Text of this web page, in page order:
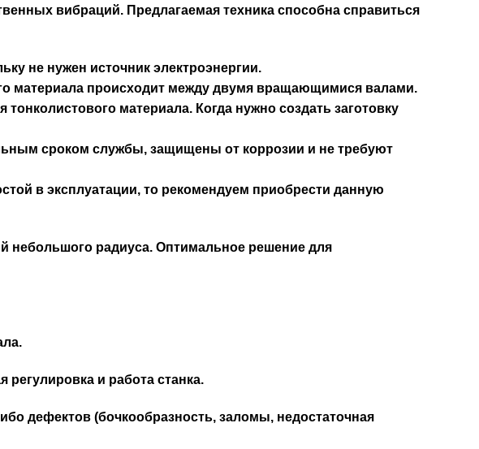
вибраций. Предлагаемая техника способна справиться
не нужен источник электроэнергии.
материала происходит между двумя вращающимися валами.
материала. Когда нужно создать заготовку
сроком службы, защищены от коррозии и не требуют
в эксплуатации, то рекомендуем приобрести данную
небольшого радиуса. Оптимальное решение для
и работа станка.
дефектов (бочкообразность, заломы, недостаточная